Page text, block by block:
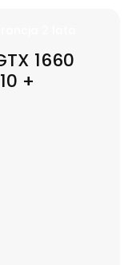
1660
+